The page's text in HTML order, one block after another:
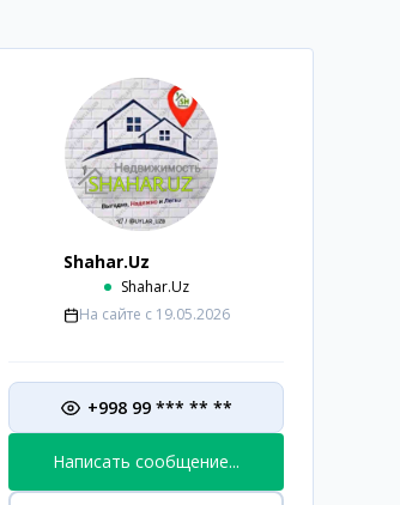
Shahar.Uz
Shahar.Uz
На сайте с 19.05.2026
+998 99 *** ** **
Написать сообщение...